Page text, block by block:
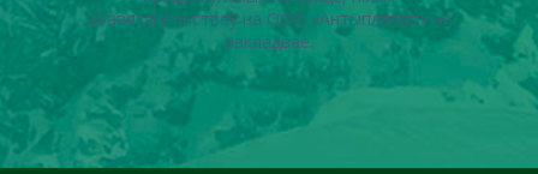
абавязацельстваў на ООО «Антыплагіят» не
накладвае.